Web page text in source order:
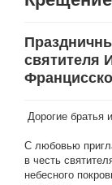
святителя
Дорогие братья
С любовью
в честь
небесного